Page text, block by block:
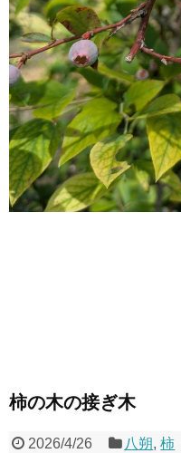
柿の木の接ぎ木
2026/4/26 八朔,柿